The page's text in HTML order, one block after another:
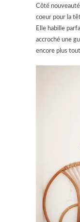
Côté
coeur pour la
Elle habille
accroché une
encore plus